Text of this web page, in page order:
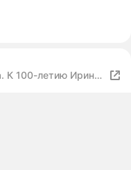
К 100-летию Ирины